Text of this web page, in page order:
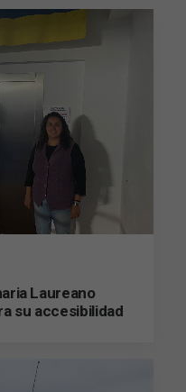
Laureano
su accesibilidad
Estas
cookies no
son
necesarias
para que
funcione la
web.
Estadísticas
funcionalidad
y estructura
se usa la web.